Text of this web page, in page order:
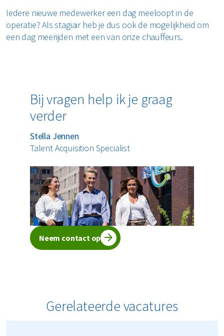
Iedere nieuwe medewerker een dag meeloopt in de
operatie? Als stagiair heb je dus ook de mogelijkheid om
een dag meerijden met een van onze chauffeurs.
Bij vragen help ik je graag
verder
Stella Jennen
Talent Acquisition Specialist
Neem contact op
Gerelateerde vacatures